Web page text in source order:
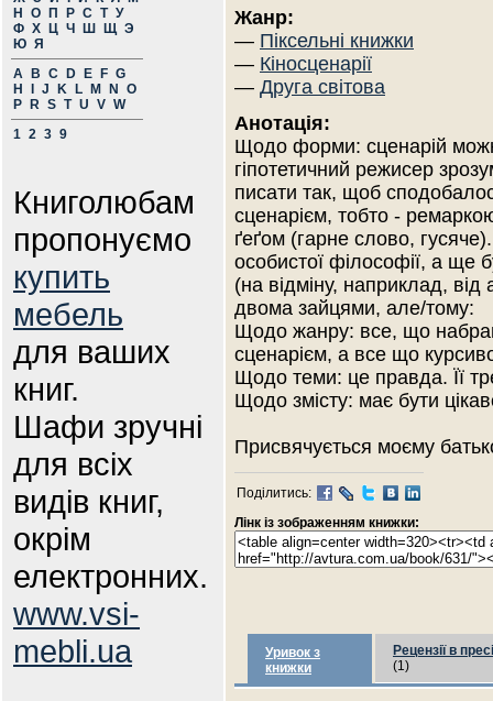
Н
О П Р С Т У
Ф Х Ц Ч Ш Щ Э
Ю Я
A
B C D E F G
H
J K L M N
O
P
R S T U V W
1 2 3 9
Книголюбам
пропонуємо
купить
мебель
для ваших
книг.
Шафи зручні
для всіх
видів книг,
окрім
електронних.
www.vsi-
mebli.ua
Жанр:
— Піксельні книжки
— Кіносценарії
— Друга світова
Анотація:
Щодо форми: сценарій
гіпотетичний режисер
писати так, щоб
сценарієм, тобто -
ґеґом (гарне слово,
особистої філософії, а ще
(на відміну, наприклад, від
двома зайцями, але/тому:
Щодо жанру: все, що
сценарієм, а все що
Щодо теми: це правда. Її
Щодо змісту: має бути
Присвячується моєму
Поділитись:
Лінк із зображенням книжки:
Уривок з
книжки
Рецензії в пресі
(1)